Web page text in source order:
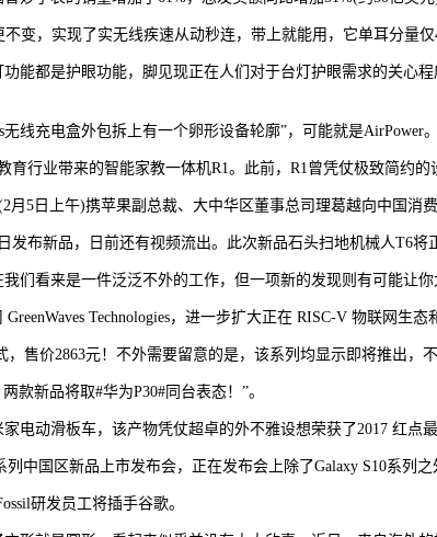
，实现了实无线疾速从动秒连，带上就能用，它单耳分量仅
都是护眼功能，脚见现正在人们对于台灯护眼需求的关心
充电盒外包拆上有一个卵形设备轮廓”，可能就是AirPower。
业带来的智能家教一体机R1。此前，R1曾凭仗极致简约的
日上午)携苹果副总裁、大中华区董事总司理葛越向中国消费
新品，日前还有视频流出。此次新品石头扫地机械人T6将
看来是一件泛泛不外的工作，但一项新的发现则有可能让你
Technologies，进一步扩大正在 RISC-V 物联网生态
售价2863元！不外需要留意的是，该系列均显示即将推出，
新品将取#华为P30#同台表态！”。
动滑板车，该产物凭仗超卓的外不雅设想荣获了2017 红点
国区新品上市发布会，正在发布会上除了Galaxy S10系列之
研发员工将插手谷歌。